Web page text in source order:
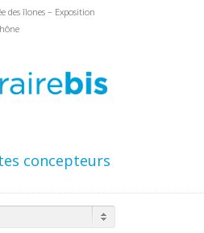
des îlones – Exposition
concepteurs